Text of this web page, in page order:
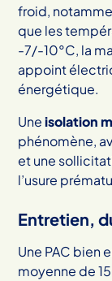
froid,
que les
-7/-10°C, la
appoint
énergétique.
Uneisolation
phénomène,
et une
l’usure
Entretien,
Une PAC bien
moyenne de